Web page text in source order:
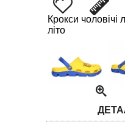
Крокси чоловічі
літо